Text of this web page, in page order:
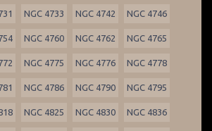
NGC 4733 NGC 4742 NGC 4746
NGC 4760 NGC 4762 NGC 4765
NGC 4775 NGC 4776 NGC 4778
NGC 4786 NGC 4790 NGC 4795
NGC 4825 NGC 4830 NGC 4836